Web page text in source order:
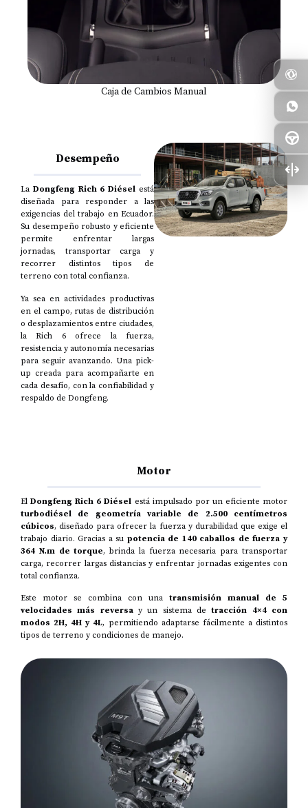
Caja de Cambios Manual
Desempeño
La Dongfeng Rich 6 Diésel está
diseñada para responder a las
exigencias del trabajo en Ecuador.
Su desempeño robusto y eficiente
permite enfrentar largas
jornadas, transportar carga y
recorrer distintos tipos de
terreno con total confianza.
Ya sea en actividades productivas
en el campo, rutas de distribución
o desplazamientos entre ciudades,
la Rich 6 ofrece la fuerza,
resistencia y autonomía necesarias
para seguir avanzando. Una pick-
up creada para acompañarte en
cada desafío, con la confiabilidad y
respaldo de Dongfeng.
Motor
ElDongfeng Rich 6 Diésel está impulsado por un eficiente motor
turbodiésel de geometría variable de 2.500 centímetros
cúbicos, diseñado para ofrecer la fuerza y durabilidad que exige el
trabajo diario. Gracias a su potencia de 140 caballos de fuerza y
364 N.m de torque, brinda la fuerza necesaria para transportar
carga, recorrer largas distancias y enfrentar jornadas exigentes con
total confianza.
Este motor se combina con una transmisión manual de 5
velocidades más reversay un sistema detracción 4×4 con
modos 2H, 4H y 4L, permitiendo adaptarse fácilmente a distintos
tipos de terreno y condiciones de manejo.